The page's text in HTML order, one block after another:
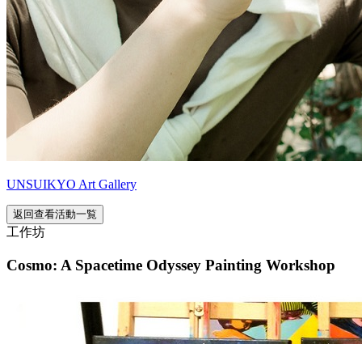
UNSUIKYO Art Gallery
返回查看活動一覧
工作坊
Cosmo: A Spacetime Odyssey Painting Workshop